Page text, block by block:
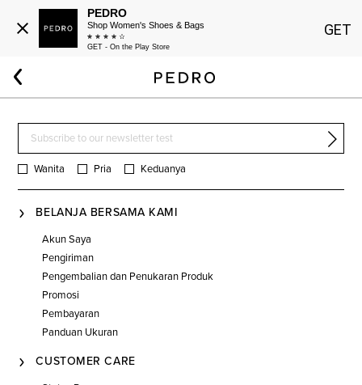
Wanita Pria Keduanya
BELANJA BERSAMA KAMI
Akun Saya
Pengiriman
Pengembalian dan Penukaran Produk
Promosi
Pembayaran
Panduan Ukuran
CUSTOMER CARE
PEDRO
Shop Women's Shoes & Bags
GET - On the Play Store
GET